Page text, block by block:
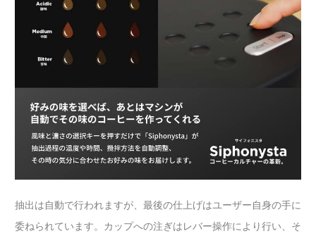
抽出は自動で行われますが、最後の仕上げはユーザー自身の手に
委ねられています。カップへの注ぎはレバー操作により行い、そ